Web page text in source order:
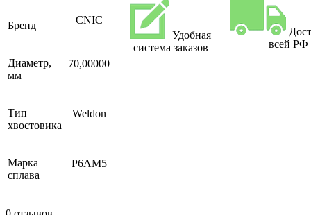
Бренд CNIC
Диаметр,
мм
70,00000
Тип
хвостовика
Weldon
Марка
сплава
Р6АМ5
Удобная
система заказов
всей РФ